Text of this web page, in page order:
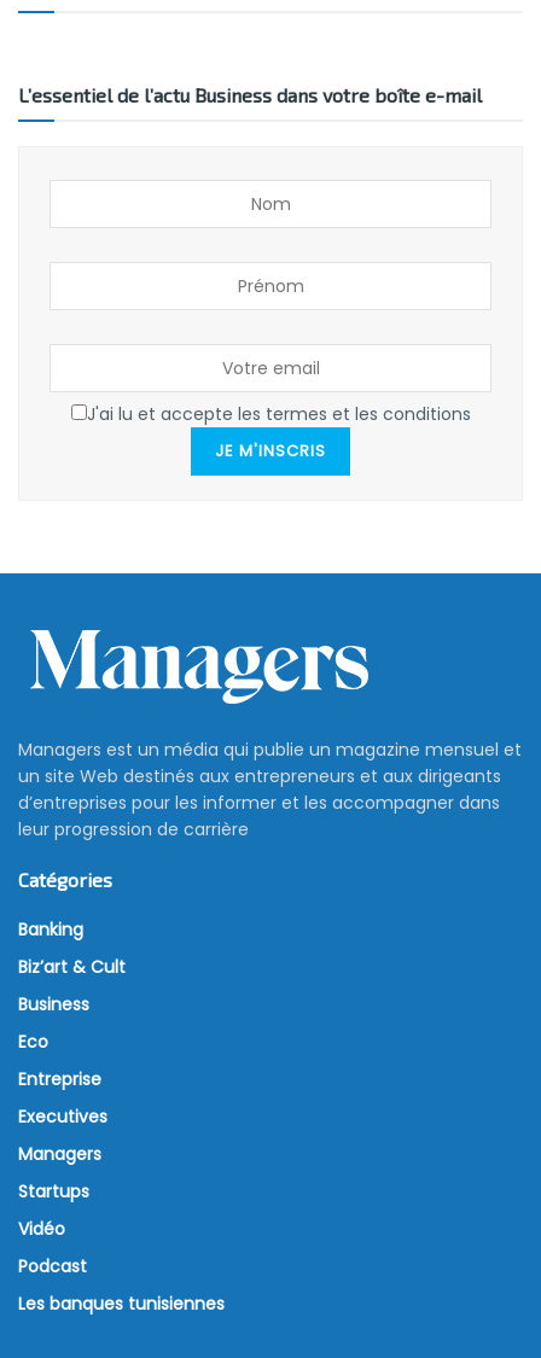
L’essentiel de l’actu Business dans votre boîte e-mail
J'ai lu et accepte les termes et les conditions
JE M'INSCRIS
Managers est un média qui publie un magazine mensuel et
un site Web destinés aux entrepreneurs et aux dirigeants
d’entreprises pour les informer et les accompagner dans
leur progression de carrière
Catégories
Banking
Biz’art & Cult
Business
Eco
Entreprise
Executives
Managers
Startups
Vidéo
Podcast
Les banques tunisiennes